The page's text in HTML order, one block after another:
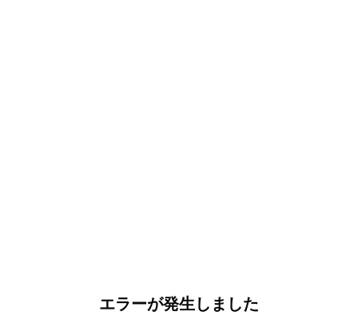
エラーが発生しました